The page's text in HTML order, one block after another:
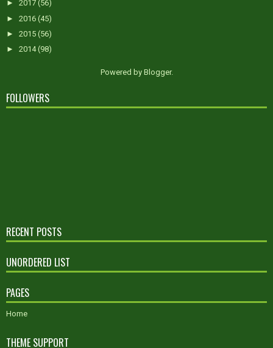
► 2017 (56)
► 2016 (45)
► 2015 (56)
► 2014(98)
Powered by Blogger.
FOLLOWERS
RECENT POSTS
UNORDERED LIST
PAGES
Home
THEME SUPPORT